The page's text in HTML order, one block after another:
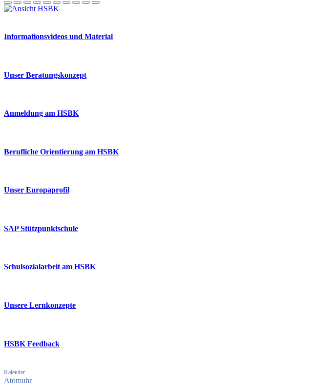
Informationsvideos und Material
Unser Beratungskonzept
Anmeldung am HSBK
Berufliche Orientierung am HSBK
Unser Europaprofil
SAP Stützpunktschule
Schulsozialarbeit am HSBK
Unsere Lernkonzepte
HSBK Feedback
Kalender
Atomuhr